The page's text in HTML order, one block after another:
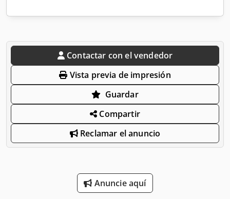
Contactar con el vendedor
Vista previa de impresión
Guardar
Compartir
Reclamar el anuncio
Anuncie aquí